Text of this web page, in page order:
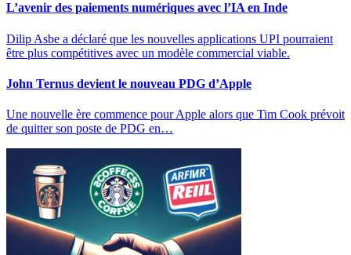
L’avenir des paiements numériques avec l’IA en Inde
Dilip Asbe a déclaré que les nouvelles applications UPI pourraient
être plus compétitives avec un modèle commercial viable.
John Ternus devient le nouveau PDG d’Apple
Une nouvelle ère commence pour Apple alors que Tim Cook prévoit
de quitter son poste de PDG en…